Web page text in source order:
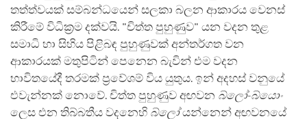
තත්ත්වයක් සම්බන්ධයෙන් සලකා බලන ආකාරය වෙනස්
කිරීමේ විධික්‍රම දක්වයි. "චිත්ත පුහුණුව" යන වදන තුළ
සමාධි හා සිහිය පිළිබඳ පුහුණුවක් අන්තර්ගත වන
ආකාරයක් මතුපිටින් පෙනෙන බැවින් එම වදන
භාවිතයේදී තරමක් ප්‍රවේශම් විය යුතුය. ඉන් අදහස් වනුයේ
එවැන්නක් නොවේ. චිත්ත පුහුණුව අඟවන බ්ලෝ-බ්යොං
ලෙස එන තිබ්බතීය වදනෙහි බ්ලෝයන්නෙන් අඟවනයේ